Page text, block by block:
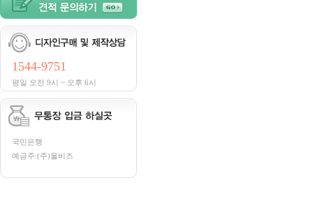
1544-9751
평일 오전 9시 ~ 오후 6시
국민은행
예금주:(주)올비즈